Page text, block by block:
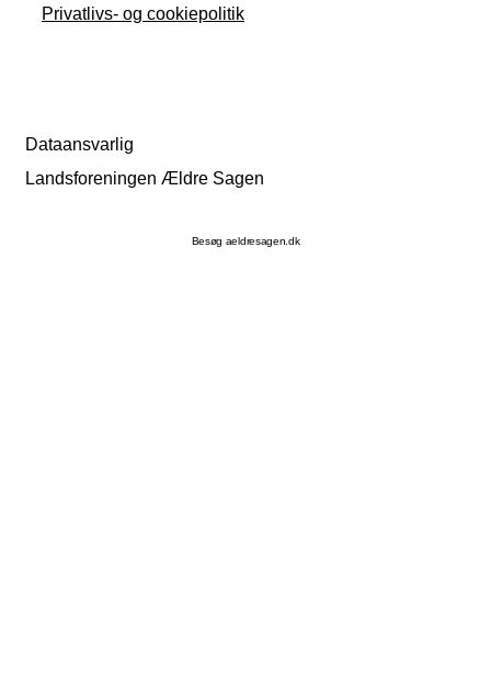
Privatlivs- og cookiepolitik
Dataansvarlig
Landsforeningen Ældre Sagen
Besøg aeldresagen.dk